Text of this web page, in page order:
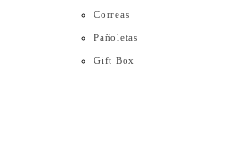
Correas
Pañoletas
Gift Box